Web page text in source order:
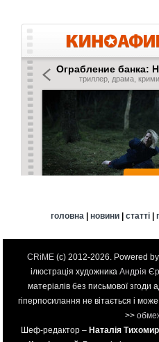
головна | новини| статті|
CRiME (c) 2012-2026. Powered by
ілюстрація художника Андрія
матеріалів без письмової згоди
гіперпосилання не вітається і
>>
Шеф-редактор – Наталія